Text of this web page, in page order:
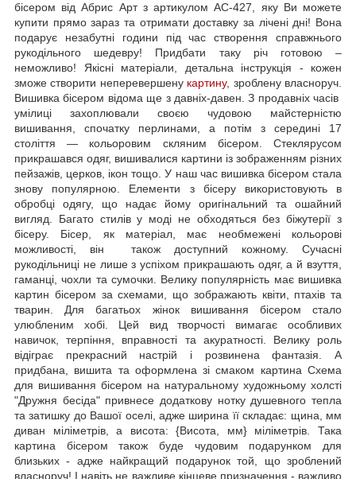
бісером від Абрис Арт з артикулом AC-427, яку Ви можете
купити прямо зараз та отримати доставку за лічені дні! Вона
подарує незабутні години під час створення справжнього
рукодільного шедевру! Придбати таку річ готовою –
неможливо! Якісні матеріали, детальна інструкція - кожен
зможе створити неперевершену картину, зроблену власноруч.
Вишивка бісером відома ще з давніх-давен. З продавніх часів
умілиці захоплювали своєю чудовою майстерністю
вишивання, спочатку перлинами, а потім з середині 17
століття — кольоровим скляним бісером. Стеклярусом
прикрашався одяг, вишивалися картини із зображенням різних
пейзажів, церков, ікон тощо. У наш час вишивка бісером стала
знову популярною. Елементи з бісеру використовують в
обробці одягу, що надає йому оригінальний та ошайний
вигляд. Багато стилів у моді не обходяться без біжутерії з
бісеру. Бісер, як матеріал, має необмежені кольорові
можливості, він також доступний кожному. Сучасні
рукодільниці не лише з успіхом прикрашають одяг, а й взуття,
гаманці, чохли та сумочки. Велику популярність має вишивка
картин бісером за схемами, що зображають квіти, птахів та
тварин. Для багатьох жінок вишивання бісером стало
улюбленим хобі. Цей вид творчості вимагає особливих
навичок, терпіння, вправності та акуратності. Велику роль
відіграє прекрасний настрій і розвинена фантазія. А
придбана, вишита та оформлена зі смаком картина Схема
для вишивання бісером на натуральному художньому холсті
"Дружня бесіда" привнесе додаткову нотку душевного тепла
та затишку до Вашої оселі, адже ширина її складає: щина, мм
диван міліметрів, а висота: {Висота, мм} міліметрів. Така
картина бісером також буде чудовим подарунком для
близьких - адже найкращий подарунок той, що зроблений
власноруч! І навіть не важливе кінцеве призначення - важливо